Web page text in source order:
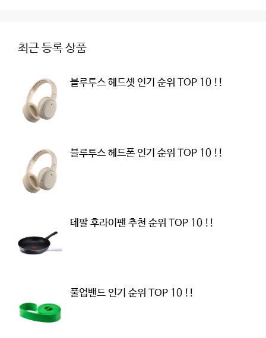
최근 등록 상품
블루투스 헤드셋 인기 순위 TOP 10 !!
블루투스 헤드폰 인기 순위 TOP 10 !!
테팔 후라이팬 추천 순위 TOP 10 !!
풀업밴드 인기 순위 TOP 10 !!